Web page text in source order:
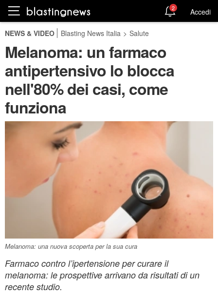
2 Accedi
NEWS & VIDEO Blasting News Italia > Salute
Melanoma: un farmaco
antipertensivo lo blocca
nell'80% dei casi, come
funziona
Melanoma: una nuova scoperta per la sua cura
Farmaco contro l’ipertensione per curare il
melanoma: le prospettive arrivano da risultati di un
recente studio.